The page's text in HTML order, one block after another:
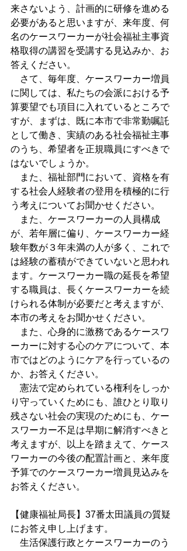
来さないよう、計画的に研修を進める
必要があると思いますが、来年度、何
名のケースワーカーが社会福祉主事資
格取得の講習を受講する見込みか、お
答えください。
さて、毎年度、ケースワーカー増員
に関しては、私たちの会派における予
算要望でも項目に入れているところで
すが、まずは、既に本市で非常勤嘱託
として働き、実績のある社会福祉主事
のうち、希望者を正規職員にすべきで
はないでしょうか。
また、福祉部門において、資格を有
する社会人経験者の登用を積極的に行
う考えについてお聞かせください。
また、ケースワーカーの人員構成
が、若年層に偏り、ケースワーカー経
験年数が３年未満の人が多く、これで
は経験の蓄積ができていないと思われ
ます。ケースワーカー職の延長を希望
する職員は、長くケースワーカーを続
けられる体制が必要だと考えますが、
本市の考えをお聞かせください。
また、心身的に激務であるケースワ
ーカーに対する心のケアについて、本
市ではどのようにケアを行っているの
か、お答えください。
憲法で定められている権利をしっか
り守っていくためにも、誰ひとり取り
残さない社会の実現のためにも、ケー
スワーカー不足は早期に解消すべきと
考えますが、以上を踏まえて、ケース
ワーカーの今後の配置計画と、来年度
予算でのケースワーカー増員見込みを
お答えください。
【健康福祉局長】37番太田議員の質疑
にお答え申し上げます。
生活保護行政とケースワーカーのう